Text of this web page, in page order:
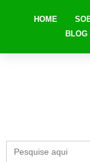
HOME
BLOG
Search
for: